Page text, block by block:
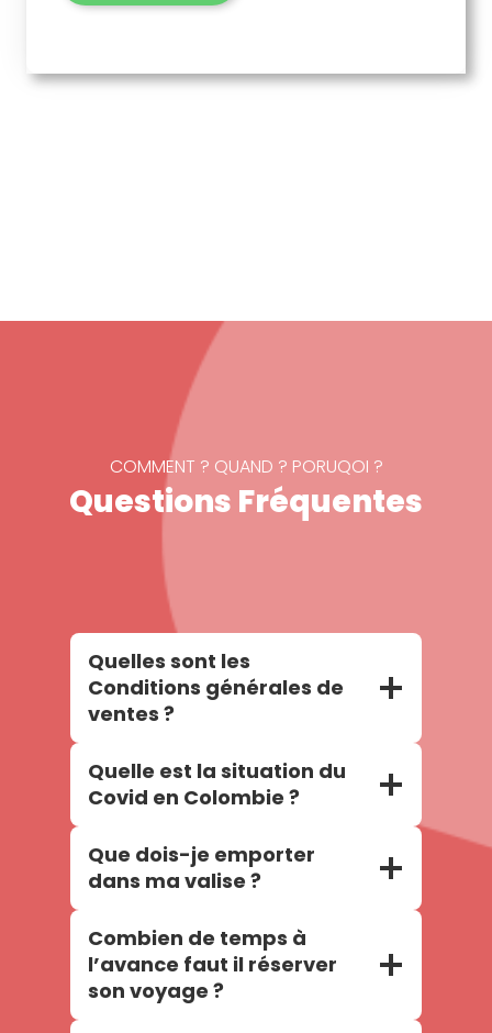
COMMENT ? QUAND ? PORUQOI ?
Questions Fréquentes
Quelles sont les
Conditions générales de
ventes ?
Quelle est la situation du
Covid en Colombie ?
Que dois-je emporter
dans ma valise ?
Combien de temps à
l’avance faut il réserver
son voyage ?